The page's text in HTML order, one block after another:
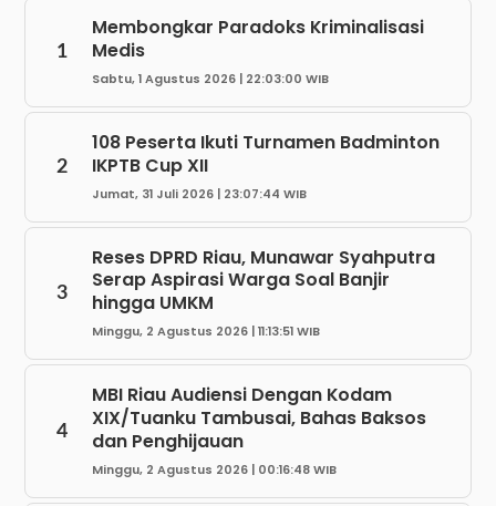
1
Membongkar Paradoks Kriminalisasi
Medis
Sabtu, 1 Agustus 2026 | 22:03:00 WIB
2
108 Peserta Ikuti Turnamen Badminton
IKPTB Cup XII
Jumat, 31 Juli 2026 | 23:07:44 WIB
3
Reses DPRD Riau, Munawar Syahputra
Serap Aspirasi Warga Soal Banjir
hingga UMKM
Minggu, 2 Agustus 2026 | 11:13:51 WIB
4
MBI Riau Audiensi Dengan Kodam
XIX/Tuanku Tambusai, Bahas Baksos
dan Penghijauan
Minggu, 2 Agustus 2026 | 00:16:48 WIB